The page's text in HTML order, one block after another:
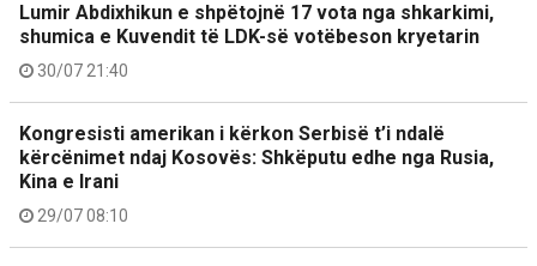
Lumir Abdixhikun e shpëtojnë 17 vota nga shkarkimi,
shumica e Kuvendit të LDK-së votëbeson kryetarin
30/07 21:40
Kongresisti amerikan i kërkon Serbisë t’i ndalë
kërcënimet ndaj Kosovës: Shkëputu edhe nga Rusia,
Kina e Irani
29/07 08:10